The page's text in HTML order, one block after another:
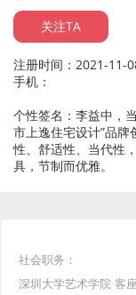
关注TA
注册时间：2021-
手机：
个性签名：李益中，
市上逸住宅设计”品
性、舒适性、当代性
具，节制而优雅。
社会职务：
深圳大学艺术学院 客